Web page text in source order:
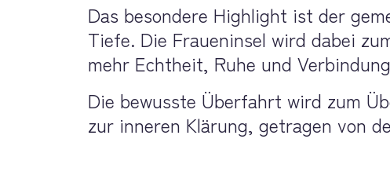
Das besondere Highlight ist der
Tiefe. Die Fraueninsel wird dabei
mehr Echtheit, Ruhe und
Die bewusste Überfahrt wird zum
zur inneren Klärung, getragen von